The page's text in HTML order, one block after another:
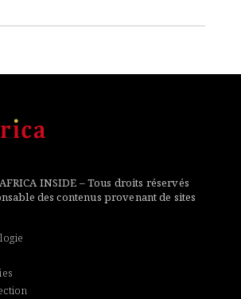
INSIDE – Tous droits réservés
des contenus provenant de sites